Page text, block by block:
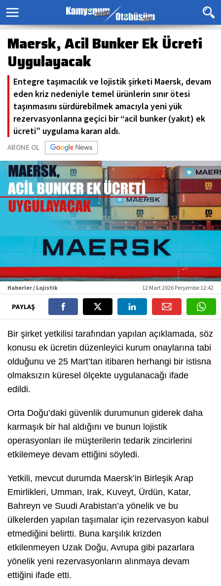
Maersk, Acil Bunker Ek Ücreti
Uygulayacak
Entegre taşımacılık ve lojistik şirketi Maersk, devam
eden kriz nedeniyle temel ürünlerin sınır ötesi
taşınmasını sürdürebilmek amacıyla yeni yük
rezervasyonlarına geçici bir “acil bunker (yakıt) ek
ücreti” uygulama kararı aldı.
ABONE OL
Haberler / Lojistik 12 Mart 2026 Perşembe 12:42
PAYLAŞ
Bir şirket yetkilisi tarafından yapılan açıklamada, söz
konusu ek ücretin düzenleyici kurum onaylarına tabi
olduğunu ve 25 Mart’tan itibaren herhangi bir istisna
olmaksızın küresel ölçekte uygulanacağı ifade
edildi.
Orta Doğu’daki güvenlik durumunun giderek daha
karmaşık bir hal aldığını ve bunun lojistik
operasyonları ile müşterilerin tedarik zincirlerini
etkilemeye devam ettiğini söyledi.
Yetkili, mevcut durumda Maersk’in Birleşik Arap
Emirlikleri, Umman, Irak, Kuveyt, Ürdün, Katar,
Bahreyn ve Suudi Arabistan’a yönelik ve bu
ülkelerden yapılan taşımalar için rezervasyon kabul
etmediğini belirtti. Buna karşılık krizden
etkilenmeyen Uzak Doğu, Avrupa gibi pazarlara
yönelik yeni rezervasyonların alınmaya devam
ettiğini ifade etti.